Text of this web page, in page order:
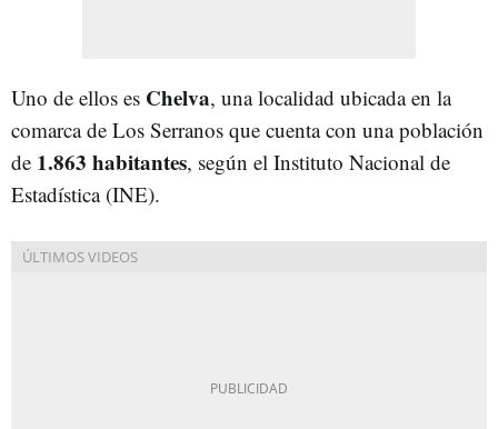
Uno de ellos es Chelva, una localidad ubicada en la
comarca de Los Serranos que cuenta con una población
de 1.863 habitantes, según el Instituto Nacional de
Estadística (INE).